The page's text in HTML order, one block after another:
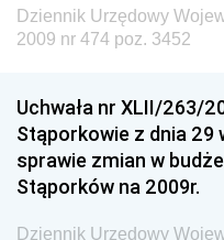
Środowiska
Dziennik Urzędowy
Dziennik Urzędowy
Gospodarki Terenowej
Dziennik Urzędowy
Gospodarki
Dziennik Urzędowy
2009 nr 474 poz. 3452
Uchwała nr XLII/263/
Stąporkowie z dnia 29
sprawie zmian w
Stąporków na 2009r.
Dziennik Urzędowy